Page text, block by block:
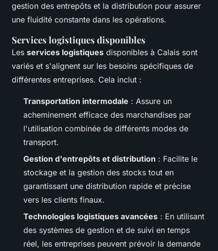
gestion des entrepôts et la distribution pour assurer
une fluidité constante dans les opérations.
Services logistiques disponibles
Les services logistiques disponibles à Calais sont
variés et s'alignent sur les besoins spécifiques de
différentes entreprises. Cela inclut :
Transportation intermodale : Assure un
acheminement efficace des marchandises par
l'utilisation combinée de différents modes de
transport.
Gestion d'entrepôts et distribution : Facilite le
stockage et la gestion des stocks tout en
garantissant une distribution rapide et précise
vers les clients finaux.
Technologies logistiques avancées : En utilisant
des systèmes de gestion et de suivi en temps
réel, les entreprises peuvent prévoir la demande